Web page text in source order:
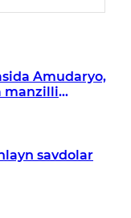
Amudaryo,
manzilli
savdolar